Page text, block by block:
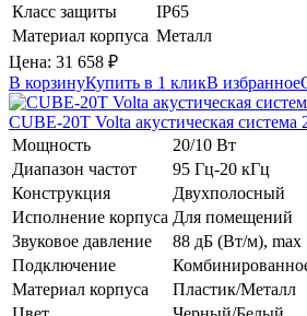
Класс защиты
IP65
Материал корпуса Металл
Цена: 31 658 ₽
В корзинуКупить в 1 кликВ избранное
CUBE-20T Volta акустическая система
Мощность
20/10 Вт
Диапазон частот
95 Гц-20 кГц
Конструкция
Двухполосный
Исполнение корпуса Для помещений
Звуковое давление
88 дБ (Вт/м), max
Подключение
Материал корпуса
Пластик/Металл